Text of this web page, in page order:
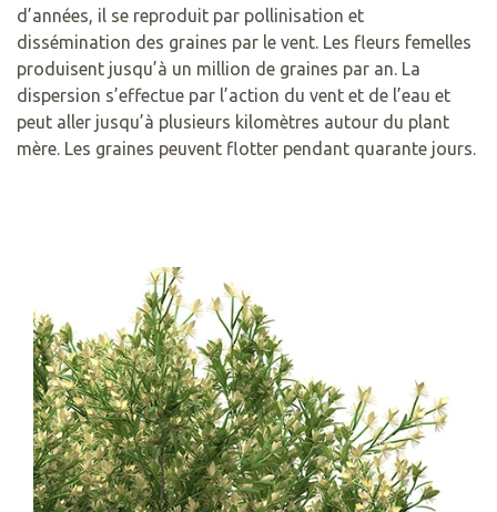
d’années, il se reproduit par pollinisation et
dissémination des graines par le vent. Les fleurs femelles
produisent jusqu’à un million de graines par an. La
dispersion s’effectue par l’action du vent et de l’eau et
peut aller jusqu’à plusieurs kilomètres autour du plant
mère. Les graines peuvent flotter pendant quarante jours.